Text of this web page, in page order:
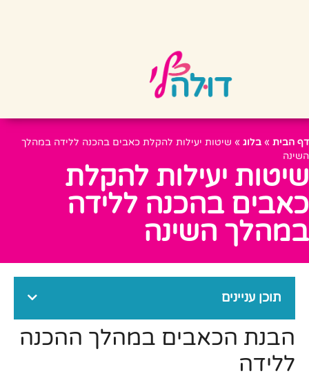
דף הבית » בלוג » שיטות יעילות להקלת כאבים בהכנה ללידה במהלך
השינה
שיטות יעילות להקלת
כאבים בהכנה ללידה
במהלך השינה
תוכן עניינים
הבנת הכאבים במהלך ההכנה
ללידה